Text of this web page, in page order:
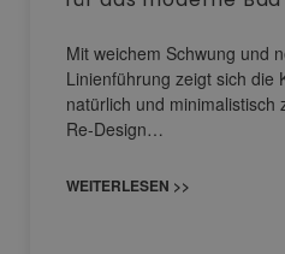
Mit weichem Schwung und
Linienführung zeigt sich die
natürlich und minimalistisch
Re-Design…
WEITERLESEN >>